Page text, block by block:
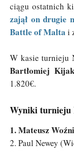
ciągu ostatnich
zajął on drugie
Battle of Malta i
W kasie turnieju
Bartłomiej
1.820€.
Wyniki turnieju
1. Mateusz
2. Paul Newey